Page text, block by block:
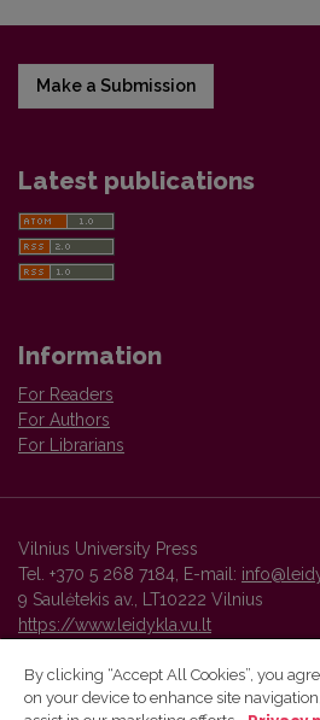
Make a Submission
Latest publications
Information
For Readers
For Authors
For Librarians
Vilnius University Press
Tel. +370 5 268 7184, E-mail:
9 Saulėtekis av., LT10222 Vilnius
https://www.leidykla.vu.lt
Vilnius University Press platform and
By clicking “Accept All Cookies”, you
on your device to enhance site